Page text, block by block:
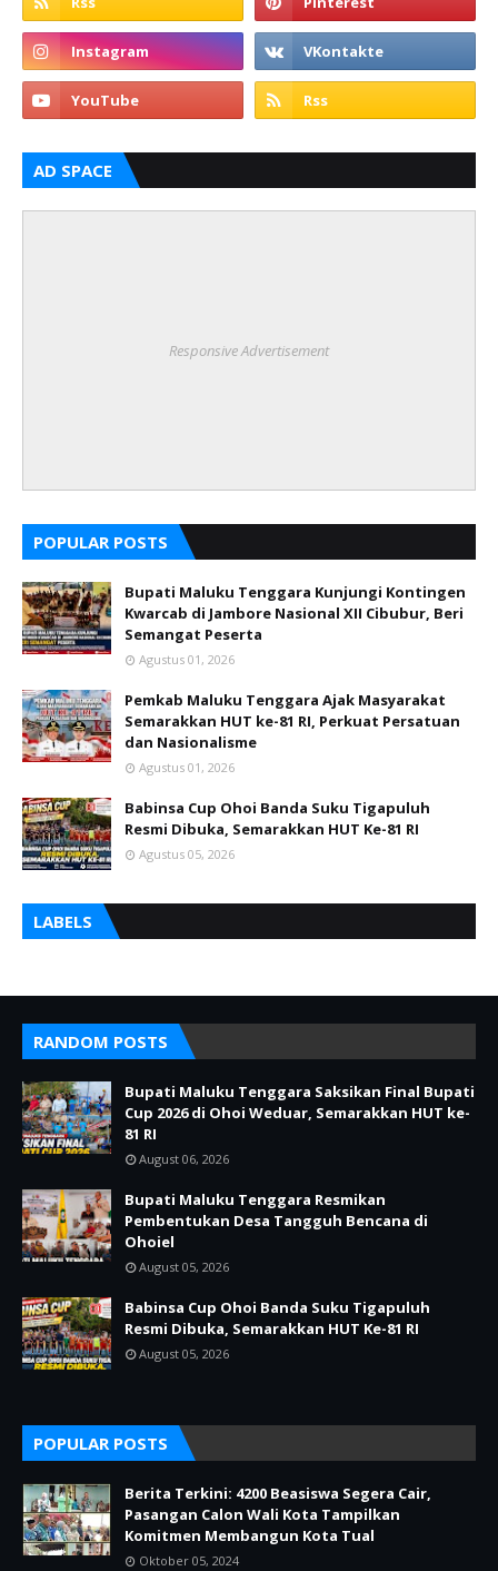
AD SPACE
Responsive Advertisement
POPULAR POSTS
Bupati Maluku Tenggara Kunjungi Kontingen
Kwarcab di Jambore Nasional XII Cibubur, Beri
Semangat Peserta
Agustus 01, 2026
Pemkab Maluku Tenggara Ajak Masyarakat
Semarakkan HUT ke-81 RI, Perkuat Persatuan
dan Nasionalisme
Agustus 01, 2026
Babinsa Cup Ohoi Banda Suku Tigapuluh
Resmi Dibuka, Semarakkan HUT Ke-81 RI
Agustus 05, 2026
LABELS
RANDOM POSTS
Bupati Maluku Tenggara Saksikan Final Bupati
Cup 2026 di Ohoi Weduar, Semarakkan HUT ke-
81 RI
August 06, 2026
Bupati Maluku Tenggara Resmikan
Pembentukan Desa Tangguh Bencana di
Ohoiel
August 05, 2026
Babinsa Cup Ohoi Banda Suku Tigapuluh
Resmi Dibuka, Semarakkan HUT Ke-81 RI
August 05, 2026
POPULAR POSTS
Berita Terkini: 4200 Beasiswa Segera Cair,
Pasangan Calon Wali Kota Tampilkan
Komitmen Membangun Kota Tual
Oktober 05, 2024